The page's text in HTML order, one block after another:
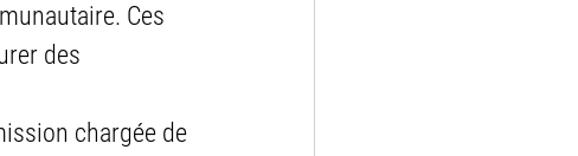
Ces
des
chargée de